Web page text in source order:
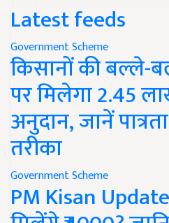
Latest feeds
Government Scheme
किसानों की बल्ले-
पर मिलेगा 2.45
अनुदान, जानें
तरीका
Government Scheme
PM Kisan